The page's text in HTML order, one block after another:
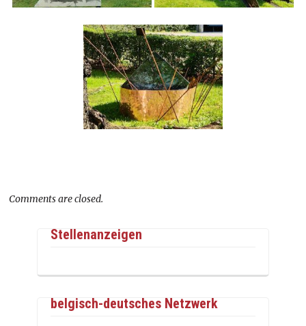
Comments are closed.
Stellenanzeigen
belgisch-deutsches Netzwerk